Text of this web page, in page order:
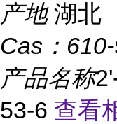
产地 湖北
Cas：
产品名称
53-6 查看